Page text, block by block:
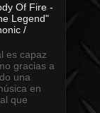
Of Fire -
Legend"
/
es capaz
gracias a
una
en
que